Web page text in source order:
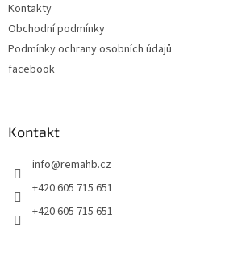
Kontakty
Obchodní podmínky
Podmínky ochrany osobních údajů
facebook
Kontakt
info@remahb.cz
+420 605 715 651
+420 605 715 651